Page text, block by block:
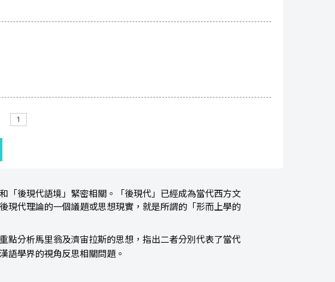
「後現代語境」緊密相關。「後現代」已經成為當代西方文
現代理論的一個議題或思想現實，就是所謂的「形而上學的
點分析馬里翁及濟宙拉斯的思想，指出二者分別代表了當代
語學界的視角反思相關問題。